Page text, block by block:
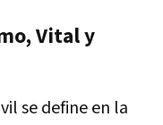
Vital y
se define en la